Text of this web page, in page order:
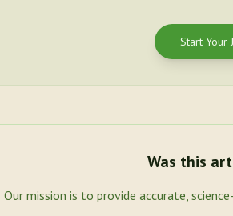
Start Your
Was this
Our mission is to provide accurate,